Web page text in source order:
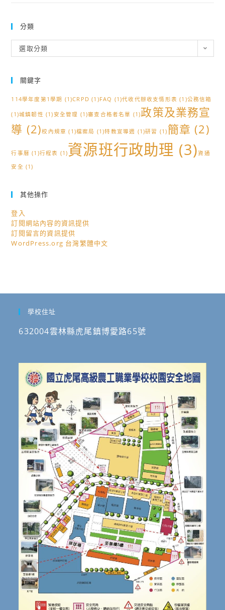
分類
類
選取分類
關鍵字
114學年度第1學期 (1)CRPD (1)FAQ (1)代收代辦收支情形表 (1)公務信箱
(1)城鎮韌性 (1)安全管理 (1)審查合格者名單 (1)政策及業務宣
導 (2)校內規章 (1)檔案局 (1)特教宣導週 (1)研習 (1) 簡章 (2)
行事曆 (1)行程表 (1)資源班行政助理 (3)資通
安全 (1)
其他操作
登入
訂閱網站內容的資訊提供
訂閱留言的資訊提供
WordPress.org 台灣繁體中文
學校住址
632004雲林縣虎尾鎮博愛路65號